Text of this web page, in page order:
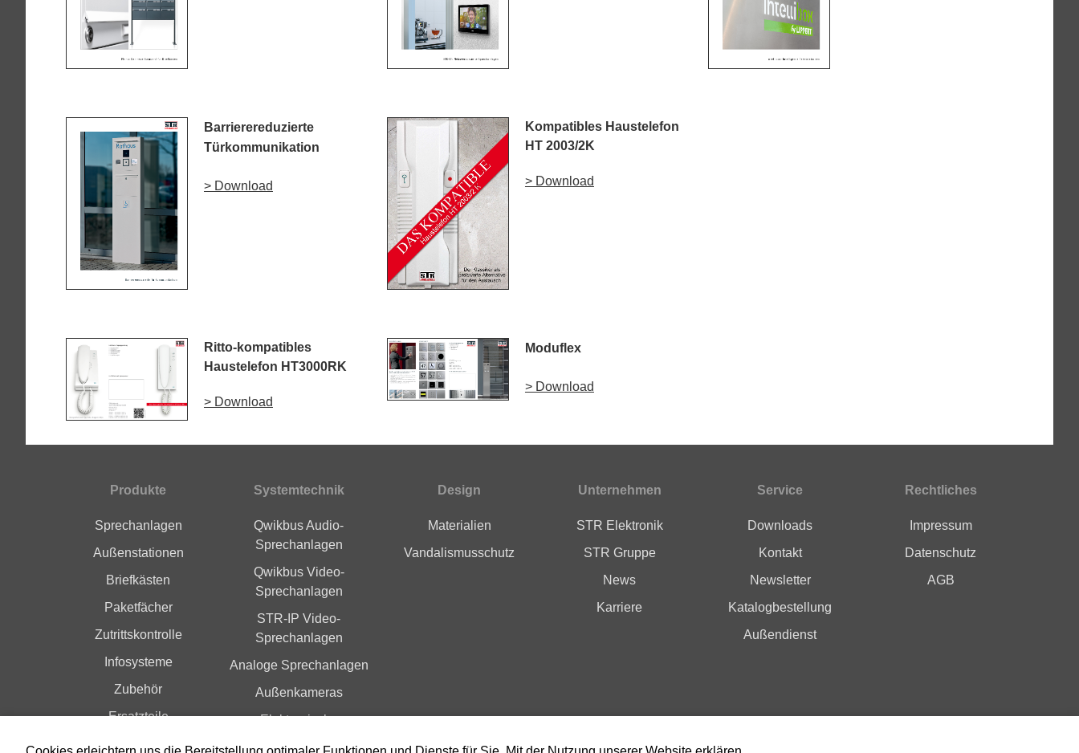
Barrierereduzierte
Türkommunikation
> Download
Ritto-kompatibles
Haustelefon HT3000RK
> Download
Kompatibles Haustelefon
HT 2003/2K
> Download
Moduflex
> Download
Produkte
Sprechanlagen
Außenstationen
Briefkästen
Paketfächer
Zutrittskontrolle
Infosysteme
Zubehör
Ersatzteile
Index A-Z
Systemtechnik
Qwikbus Audio-
Sprechanlagen
Qwikbus Video-
Sprechanlagen
STR-IP Video-
Sprechanlagen
Analoge Sprechanlagen
Außenkameras
Elektronische
Design
Materialien
Vandalismusschutz
Unternehmen
STR Elektronik
STR Gruppe
News
Karriere
Service
Downloads
Kontakt
Newsletter
Katalogbestellung
Außendienst
Rechtliches
Impressum
Datenschutz
AGB